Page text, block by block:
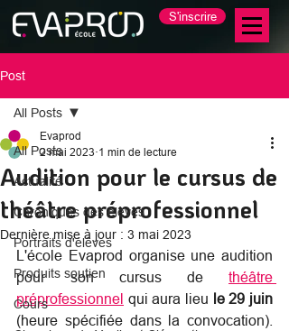
S'inscrire
Post
All Posts
Actualité
Chroniques des élèves
Portraits d'élèves
Produits soutien
Cours
All Posts
Audition pour le cursus de
théâtre préprofessionnel
Evaprod
2 mai 2023 1 min de lecture
Dernière mise à jour : 3 mai 2023
L'école Evaprod organise une audition
pour son cursus de théâtre
préprofessionnel qui aura lieu
(heure spécifiée dans la convocation).